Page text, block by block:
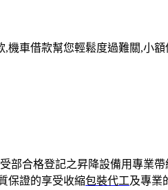
車借款幫您輕鬆度過難關,小
部合格登記之昇降設備用專業
保證的享受收縮包裝代工及專業